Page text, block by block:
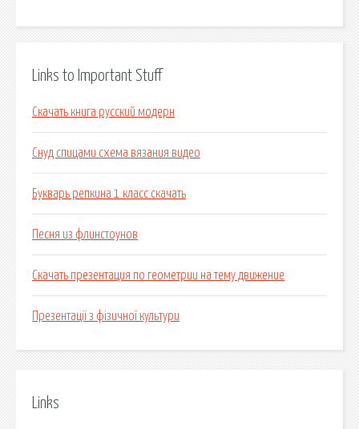
Links to Important Stuff
Скачать книга русский модерн
Снуд спицами схема вязания видео
Букварь репкина 1 класс скачать
Песня из флинстоунов
Скачать презентация по геометрии на тему движение
Презентації з фізичної культури
Links